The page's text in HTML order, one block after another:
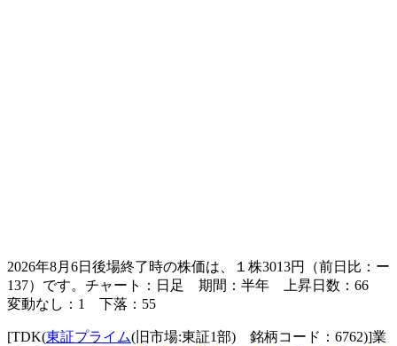
2026年8月6日後場終了時の株価は、１株3013円（前日比： ー
137）です。チャート：日足 期間：半年 上昇日数：66
変動なし：1 下落：55
[TDK(東証プライム(旧市場:東証1部) 銘柄コード：6762)]業